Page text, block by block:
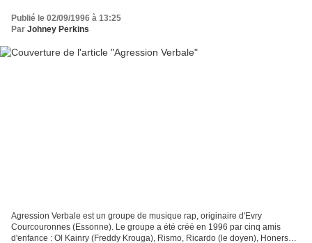
Publié le 02/09/1996 à 13:25
Par Johney Perkins
Agression Verbale est un groupe de musique rap, originaire d'Evry
Courcouronnes (Essonne). Le groupe a été créé en 1996 par cinq amis
d'enfance : Ol Kainry (Freddy Krouga), Rismo, Ricardo (le doyen), Honers